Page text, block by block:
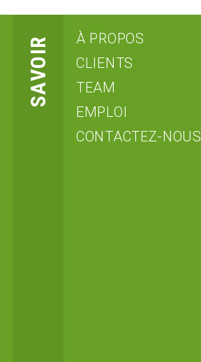
SAVOIR
À PROPOS
CLIENTS
TEAM
EMPLOI
CONTACTEZ-NOUS